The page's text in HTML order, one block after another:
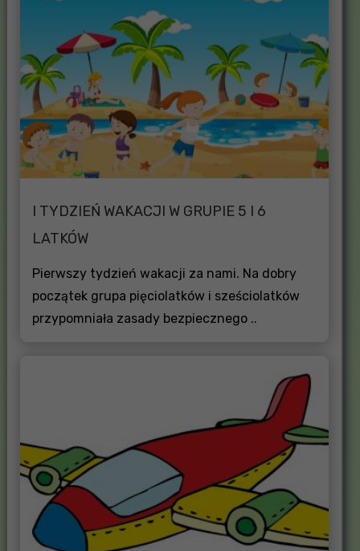
I TYDZIEŃ WAKACJI W GRUPIE 5 I 6
LATKÓW
Pierwszy tydzień wakacji za nami. Na dobry
początek grupa pięciolatków i sześciolatków
przypomniała zasady bezpiecznego ..